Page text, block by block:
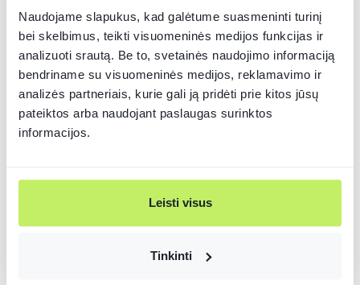
Naudojame slapukus, kad galėtume suasmeninti turinį
bei skelbimus, teikti visuomeninės medijos funkcijas ir
analizuoti srautą. Be to, svetainės naudojimo informaciją
bendriname su visuomeninės medijos, reklamavimo ir
analizės partneriais, kurie gali ją pridėti prie kitos jūsų
pateiktos arba naudojant paslaugas surinktos
informacijos.
Leisti visus
Tinkinti
turime tuo didžiuotis“, – sako ji.
Lietuvoje nusprendė atlikti
stažuotę
Lietuvoje veikia Kazickų šeimos fondo įkurta
programa „Bring Together Lithuania“, kurios
lietuviams atlikti praktiką mūsų šalyje veikiančiose
įmonėse. Su šia programa į Lietuvą atvyko ir šiuo
metu Niujorke, JAV, gyvenanti Patricija.
Mergina stažuotę atliko lietuvių vadovaujamoje
Atrask tinkamiausią būdą
prisidėti prie savo, šeimos
ir šalies saugumo